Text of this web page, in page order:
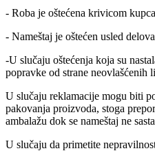
- Roba je oštećena krivicom
- Nameštaj je oštećen usled
-U slučaju oštećenja koja su
popravke od strane neovlašćenih
U slučaju reklamacije mogu biti
pakovanja proizvoda, stoga
ambalažu dok se nameštaj ne
U slučaju da primetite